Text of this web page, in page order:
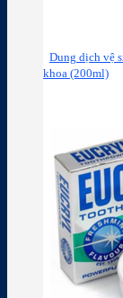
Dung dịch vệ
khoa (200ml)